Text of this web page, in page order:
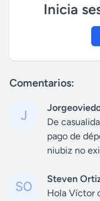
Inicia
Comentarios:
De
pago de
niubiz no
Steven
Hola Víctor